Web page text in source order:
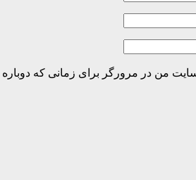
من در مرورگر برای زمانی که